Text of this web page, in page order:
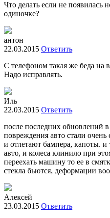
Что делать если не появилась
одиночке?
антон
22.03.2015 Ответить
С телефоном такая же беда на
Надо исправлять.
Иль
22.03.2015 Ответить
после последних обновлений
повреждения авто стали
и отлетают бампера, капоты.
авто, и колеса клинило при
переехать машину то ее в
стекла бьются, деформации
Алексей
23.03.2015 Ответить